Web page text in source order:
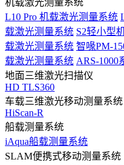
机载激光测量系统
L10 Pro 机载激光测量系统
载激光测量系统 S2轻小型
载激光测量系统 智喙PM-
载激光测量系统 ARS-1000
地面三维激光扫描仪
HD TLS360
车载三维激光移动测量系统
HiScan-R
船载测量系统
iAqua船载测量系统
SLAM便携式移动测量系统